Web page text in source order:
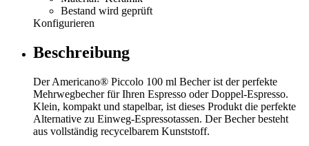
Bestand wird geprüft
Konfigurieren
Beschreibung
Der Americano® Piccolo 100 ml Becher ist der perfekte
Mehrwegbecher für Ihren Espresso oder Doppel-Espresso.
Klein, kompakt und stapelbar, ist dieses Produkt die perfekte
Alternative zu Einweg-Espressotassen. Der Becher besteht
aus vollständig recycelbarem Kunststoff.